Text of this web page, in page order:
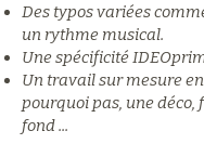
Des typos variées
un rythme musical.
Une spécificité
Un travail sur mesure
pourquoi pas, une déco,
fond ...